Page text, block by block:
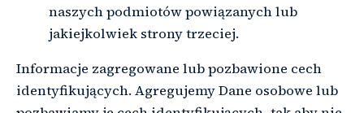
naszych podmiotów powiązanych lub
jakiejkolwiek strony trzeciej.
Informacje zagregowane lub pozbawione cech
identyfikujących. Agregujemy Dane osobowe lub